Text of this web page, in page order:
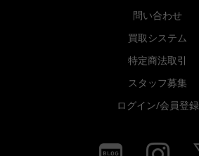
問い合わせ
買取システム
特定商法取引
スタッフ募集
ログイン/会員登録